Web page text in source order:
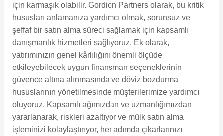
için karmaşık olabilir. Gordion Partners olarak, bu kritik
hususları anlamanıza yardımcı olmak, sorunsuz ve
şeffaf bir satın alma süreci sağlamak için kapsamlı
danışmanlık hizmetleri sağlıyoruz. Ek olarak,
yatırımınızın genel kârlılığını önemli ölçüde
etkileyebilecek uygun finansman seçeneklerinin
güvence altına alınmasında ve döviz bozdurma
hususlarının yönetilmesinde müşterilerimize yardımcı
oluyoruz. Kapsamlı ağımızdan ve uzmanlığımızdan
yararlanarak, riskleri azaltıyor ve mülk satın alma
işleminizi kolaylaştırıyor, her adımda çıkarlarınızı